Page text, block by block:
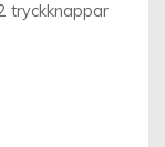
tryckknappar